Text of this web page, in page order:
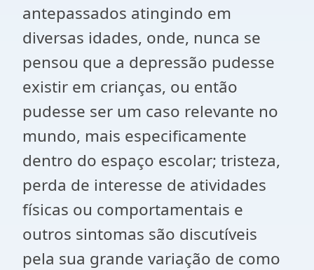
antepassados atingindo em
diversas idades, onde, nunca se
pensou que a depressão pudesse
existir em crianças, ou então
pudesse ser um caso relevante no
mundo, mais especificamente
dentro do espaço escolar; tristeza,
perda de interesse de atividades
físicas ou comportamentais e
outros sintomas são discutíveis
pela sua grande variação de como